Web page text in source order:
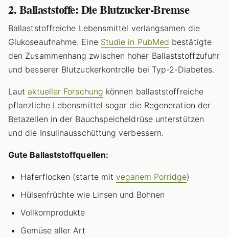
2. Ballaststoffe: Die Blutzucker-Bremse
Ballaststoffreiche Lebensmittel verlangsamen die
Glukoseaufnahme. Eine Studie in PubMed bestätigte
den Zusammenhang zwischen hoher Ballaststoffzufuhr
und besserer Blutzuckerkontrolle bei Typ-2-Diabetes.
Laut aktueller Forschung können ballaststoffreiche
pflanzliche Lebensmittel sogar die Regeneration der
Betazellen in der Bauchspeicheldrüse unterstützen
und die Insulinausschüttung verbessern.
Gute Ballaststoffquellen:
Haferflocken (starte mit veganem Porridge)
Hülsenfrüchte wie Linsen und Bohnen
Vollkornprodukte
Gemüse aller Art